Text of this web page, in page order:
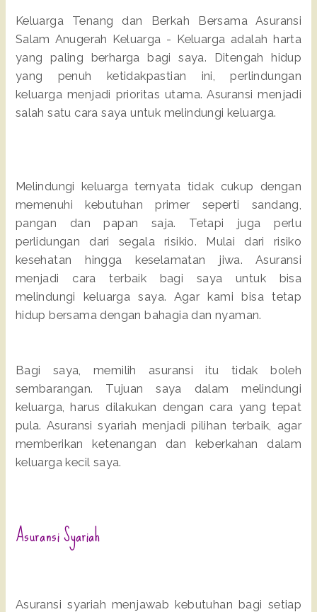
Keluarga Tenang dan Berkah Bersama Asuransi
Salam Anugerah Keluarga - Keluarga adalah harta
yang paling berharga bagi saya. Ditengah hidup
yang penuh ketidakpastian ini, perlindungan
keluarga menjadi prioritas utama. Asuransi menjadi
salah satu cara saya untuk melindungi keluarga.
Melindungi keluarga ternyata tidak cukup dengan
memenuhi kebutuhan primer seperti sandang,
pangan dan papan saja. Tetapi juga perlu
perlidungan dari segala risikio. Mulai dari risiko
kesehatan hingga keselamatan jiwa. Asuransi
menjadi cara terbaik bagi saya untuk bisa
melindungi keluarga saya. Agar kami bisa tetap
hidup bersama dengan bahagia dan nyaman.
Bagi saya, memilih asuransi itu tidak boleh
sembarangan. Tujuan saya dalam melindungi
keluarga, harus dilakukan dengan cara yang tepat
pula. Asuransi syariah menjadi pilihan terbaik, agar
memberikan ketenangan dan keberkahan dalam
keluarga kecil saya.
Asuransi Syariah
Asuransi syariah menjawab kebutuhan bagi setiap